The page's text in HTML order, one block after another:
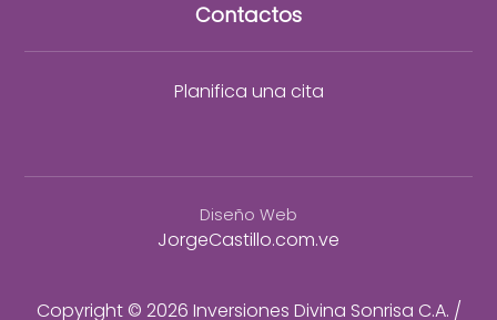
Contactos
Planifica una cita
Diseño Web
JorgeCastillo.com.ve
Copyright © 2026 Inversiones Divina Sonrisa C.A. /